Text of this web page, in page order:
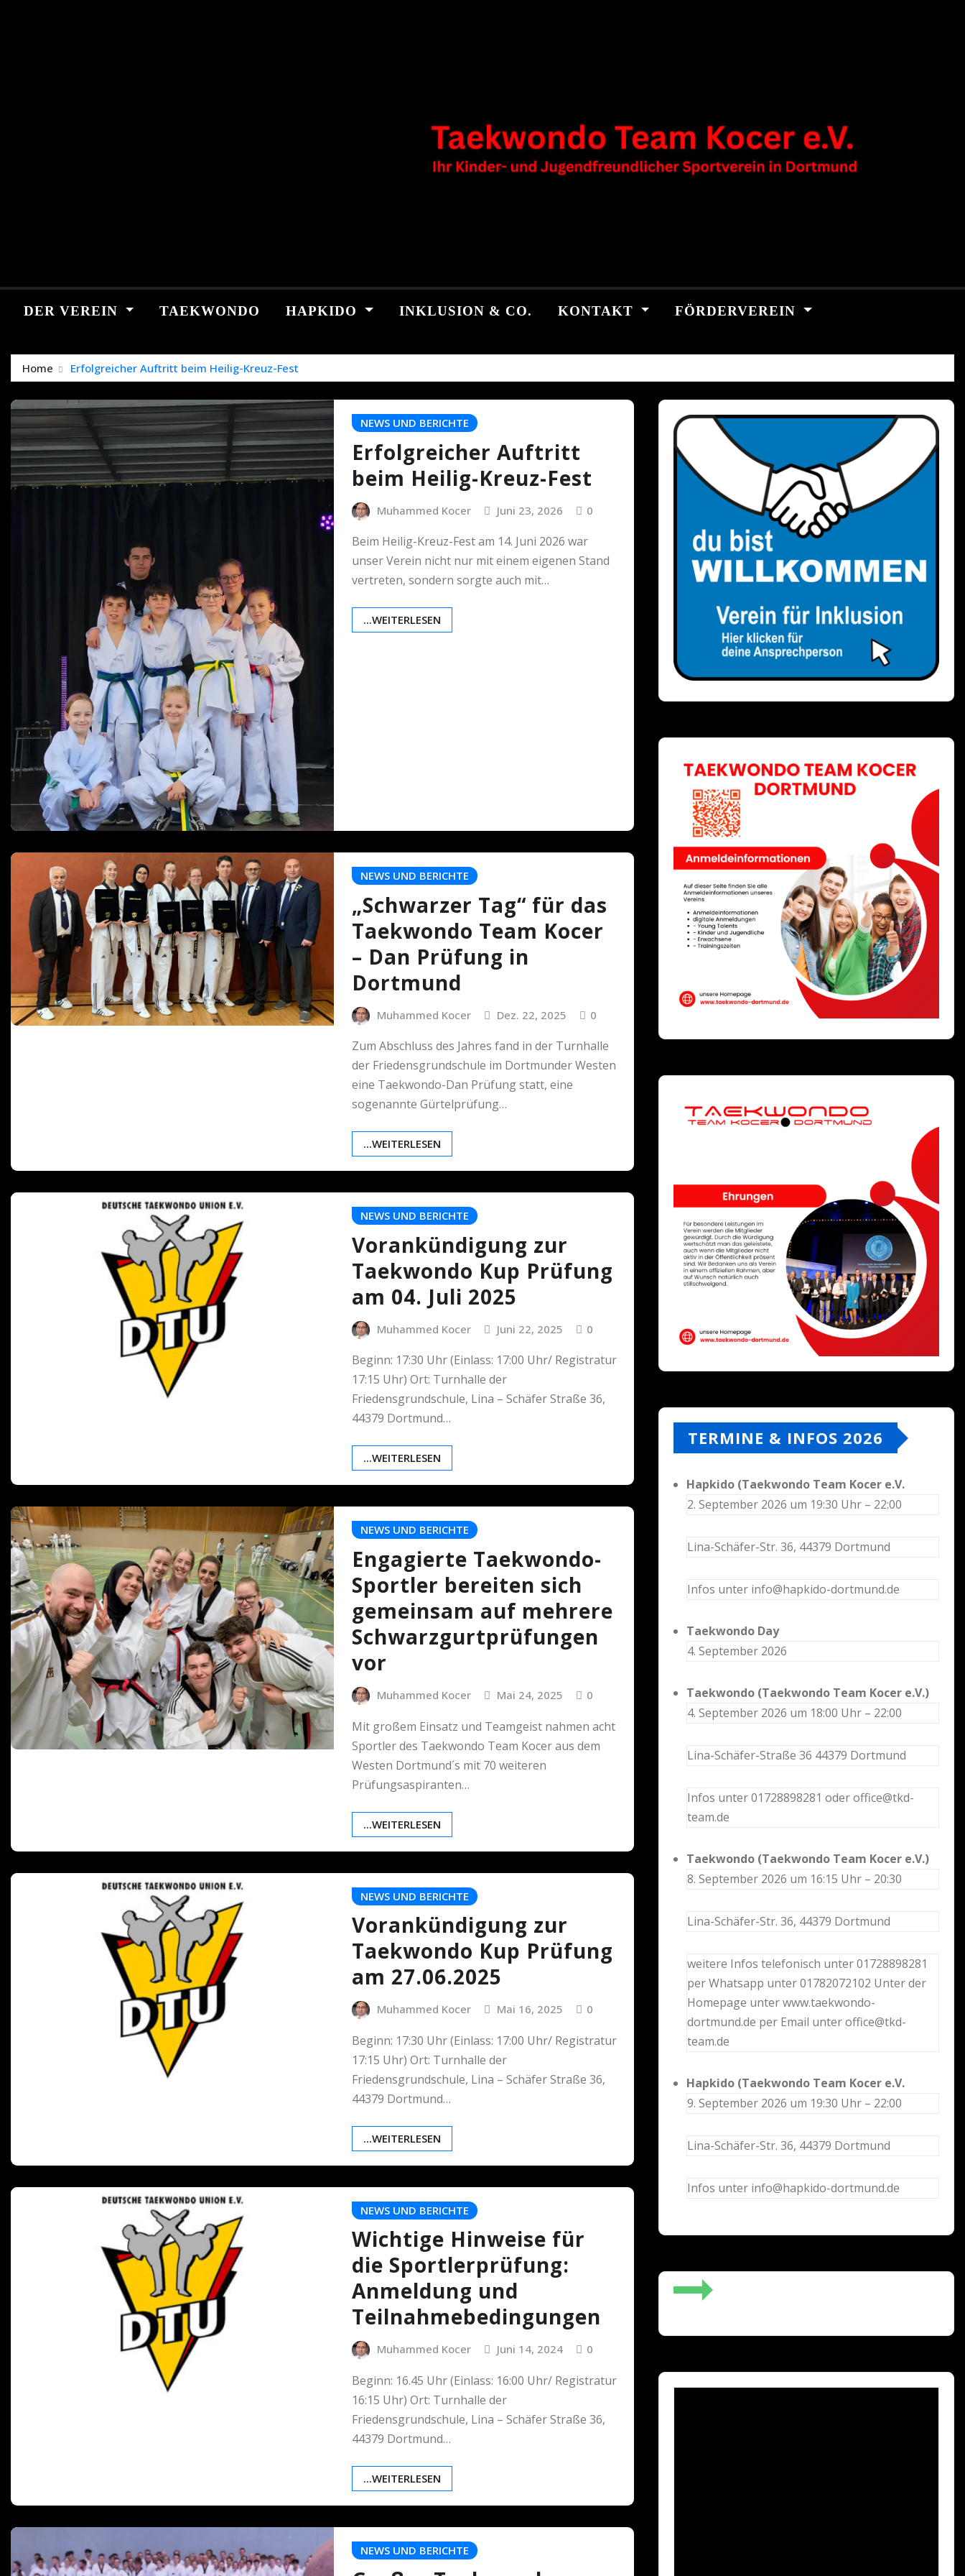
DER VEREIN TAEKWONDO HAPKIDO INKLUSION & CO. KONTAKT FÖRDERVEREIN
Home Erfolgreicher Auftritt beim Heilig-Kreuz-Fest
NEWS UND BERICHTE
Erfolgreicher Auftritt
beim Heilig-Kreuz-Fest
Muhammed Kocer Juni 23, 2026 0
Beim Heilig-Kreuz-Fest am 14. Juni 2026 war
unser Verein nicht nur mit einem eigenen Stand
vertreten, sondern sorgte auch mit…
...WEITERLESEN
NEWS UND BERICHTE
„Schwarzer Tag“ für das
Taekwondo Team Kocer
– Dan Prüfung in
Dortmund
Muhammed Kocer Dez. 22, 2025 0
Zum Abschluss des Jahres fand in der Turnhalle
der Friedensgrundschule im Dortmunder Westen
eine Taekwondo-Dan Prüfung statt, eine
sogenannte Gürtelprüfung…
...WEITERLESEN
NEWS UND BERICHTE
Vorankündigung zur
Taekwondo Kup Prüfung
am 04. Juli 2025
Muhammed Kocer Juni 22, 2025 0
Beginn: 17:30 Uhr (Einlass: 17:00 Uhr/ Registratur
17:15 Uhr) Ort: Turnhalle der
Friedensgrundschule, Lina – Schäfer Straße 36,
44379 Dortmund…
...WEITERLESEN
NEWS UND BERICHTE
Engagierte Taekwondo-
Sportler bereiten sich
gemeinsam auf mehrere
Schwarzgurtprüfungen
vor
Muhammed Kocer Mai 24, 2025 0
Mit großem Einsatz und Teamgeist nahmen acht
Sportler des Taekwondo Team Kocer aus dem
Westen Dortmund´s mit 70 weiteren
Prüfungsaspiranten…
...WEITERLESEN
NEWS UND BERICHTE
Vorankündigung zur
Taekwondo Kup Prüfung
am 27.06.2025
Muhammed Kocer Mai 16, 2025 0
Beginn: 17:30 Uhr (Einlass: 17:00 Uhr/ Registratur
17:15 Uhr) Ort: Turnhalle der
Friedensgrundschule, Lina – Schäfer Straße 36,
44379 Dortmund…
...WEITERLESEN
NEWS UND BERICHTE
Wichtige Hinweise für
die Sportlerprüfung:
Anmeldung und
Teilnahmebedingungen
Muhammed Kocer Juni 14, 2024 0
Beginn: 16.45 Uhr (Einlass: 16:00 Uhr/ Registratur
16:15 Uhr) Ort: Turnhalle der
Friedensgrundschule, Lina – Schäfer Straße 36,
44379 Dortmund…
...WEITERLESEN
NEWS UND BERICHTE
TERMINE & INFOS 2026
Hapkido (Taekwondo Team Kocer e.V.
2. September 2026 um 19:30 Uhr – 22:00
Lina-Schäfer-Str. 36, 44379 Dortmund
Infos unter info@hapkido-dortmund.de
Taekwondo Day
4. September 2026
Taekwondo (Taekwondo Team Kocer e.V.)
4. September 2026 um 18:00 Uhr – 22:00
Lina-Schäfer-Straße 36 44379 Dortmund
Infos unter 01728898281 oder office@tkd-
team.de
Taekwondo (Taekwondo Team Kocer e.V.)
8. September 2026 um 16:15 Uhr – 20:30
Lina-Schäfer-Str. 36, 44379 Dortmund
weitere Infos telefonisch unter 01728898281
per Whatsapp unter 01782072102 Unter der
Homepage unter www.taekwondo-
dortmund.de per Email unter office@tkd-
team.de
Hapkido (Taekwondo Team Kocer e.V.
9. September 2026 um 19:30 Uhr – 22:00
Lina-Schäfer-Str. 36, 44379 Dortmund
Infos unter info@hapkido-dortmund.de